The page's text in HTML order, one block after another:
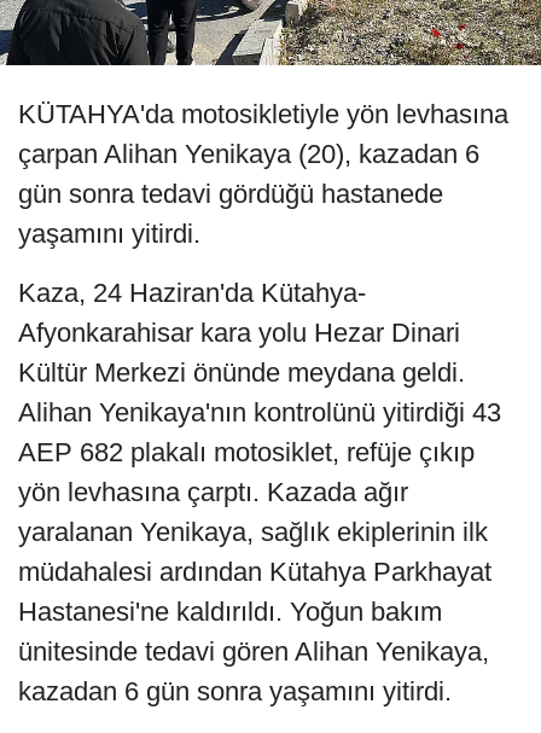
KÜTAHYA'da motosikletiyle yön levhasına
çarpan Alihan Yenikaya (20), kazadan 6
gün sonra tedavi gördüğü hastanede
yaşamını yitirdi.
Kaza, 24 Haziran'da Kütahya-
Afyonkarahisar kara yolu Hezar Dinari
Kültür Merkezi önünde meydana geldi.
Alihan Yenikaya'nın kontrolünü yitirdiği 43
AEP 682 plakalı motosiklet, refüje çıkıp
yön levhasına çarptı. Kazada ağır
yaralanan Yenikaya, sağlık ekiplerinin ilk
müdahalesi ardından Kütahya Parkhayat
Hastanesi'ne kaldırıldı. Yoğun bakım
ünitesinde tedavi gören Alihan Yenikaya,
kazadan 6 gün sonra yaşamını yitirdi.